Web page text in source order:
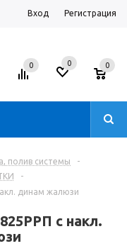
Вход Регистрация
0 0 0
полив системы
-
-
динам жалюзи
с накл.